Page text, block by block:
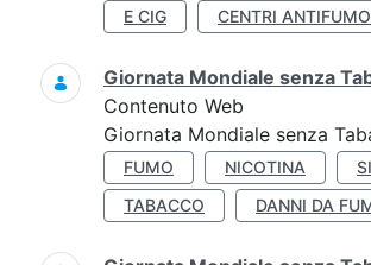
E CIG
CENTRI ANTIFUMO
Giornata Mondiale senza
Contenuto Web
Giornata Mondiale senza
FUMO NICOTINA
TABACCO
DANNI DA